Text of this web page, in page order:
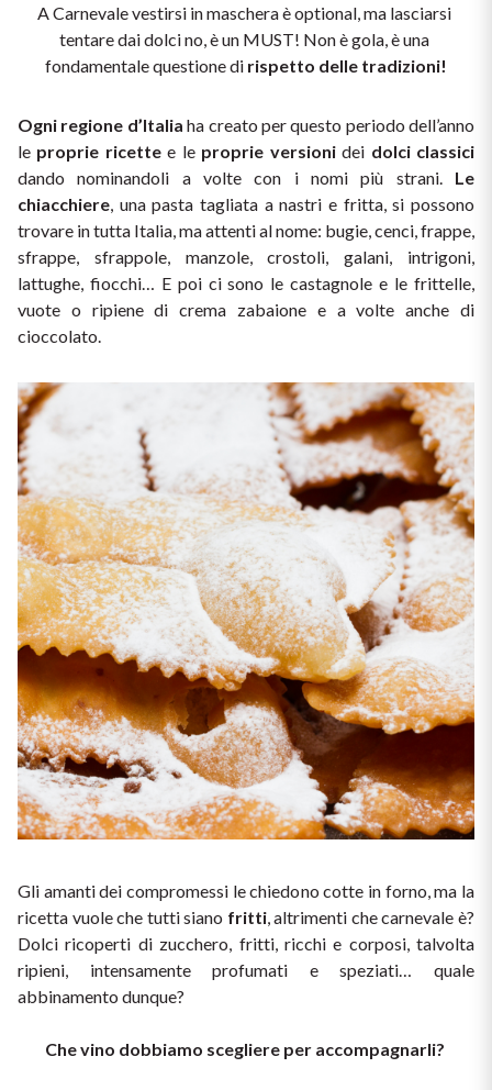
Melini
Nino Negri
Re Manfredi
Santi
Tenuta Rapitala'
See all
REGION
Basilicata
Bordeaux
Burgundy
Emilia Romagna
Friuli Venezia Giulia
Lombardia
Piemonte
Nebbiolo
Nero D'Avola
Pinot Grigio
Pinot Nero
Primitivo
Prosecco
Ripasso
Sauvignon
Sforzato di Valtellina
Soave
Syrah
Trento DOC
Alcohol Free
See all
ORIGIN
The King of red wines
Find out more
SICILY WHITE
All the scents of the island
Find out more
A Carnevale vestirsi in maschera è optional, ma lasciarsi
tentare dai dolci no, è un MUST! Non è gola, è una
fondamentale questione di rispetto delle tradizioni!
Ogni regione d’Italia ha creato per questo periodo dell’anno
le proprie ricette e le proprie versioni dei dolci classici
dando nominandoli a volte con i nomi più strani. Le
chiacchiere, una pasta tagliata a nastri e fritta, si possono
trovare in tutta Italia, ma attenti al nome: bugie, cenci, frappe,
sfrappe, sfrappole, manzole, crostoli, galani, intrigoni,
lattughe, fiocchi… E poi ci sono le castagnole e le frittelle,
vuote o ripiene di crema zabaione e a volte anche di
cioccolato.
Gli amanti dei compromessi le chiedono cotte in forno, ma la
ricetta vuole che tutti siano fritti, altrimenti che carnevale è?
Dolci ricoperti di zucchero, fritti, ricchi e corposi, talvolta
ripieni, intensamente profumati e speziati… quale
abbinamento dunque?
Che vino dobbiamo scegliere per accompagnarli?